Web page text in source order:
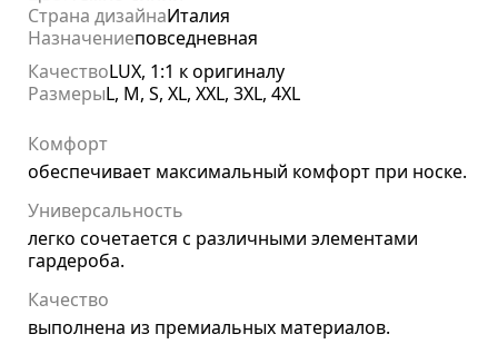
Страна дизайнаИталия
Назначениеповседневная
КачествоLUX, 1:1 к оригиналу
РазмерыL, M, S, XL, XXL, 3XL, 4XL
Комфорт
обеспечивает максимальный комфорт при носке.
Универсальность
легко сочетается с различными элементами
гардероба.
Качество
выполнена из премиальных материалов.